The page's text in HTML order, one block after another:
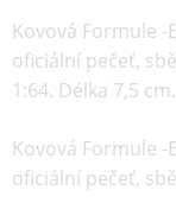
Kovová Formule
oficiální pečeť,
1:64. Délka 7,5 cm.
Kovová Formule
oficiální pečeť,